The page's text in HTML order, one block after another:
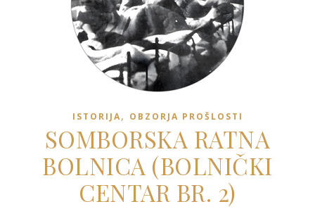
ISTORIJA, OBZORJA PROŠLOSTI
SOMBORSKA RATNA
BOLNICA (BOLNIČKI
CENTAR BR. 2)